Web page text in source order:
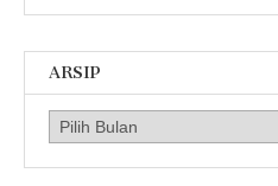
ARSIP
Arsip